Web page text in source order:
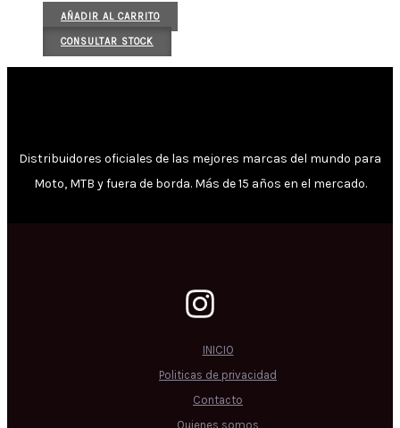
AÑADIR AL CARRITO
CONSULTAR STOCK
Distribuidores oficiales de las mejores marcas del mundo para
Moto, MTB y fuera de borda. Más de 15 años en el mercado.
INICIO
Politicas de privacidad
Contacto
Quienes somos